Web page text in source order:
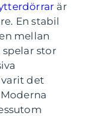
är
En stabil
mellan
stor
det